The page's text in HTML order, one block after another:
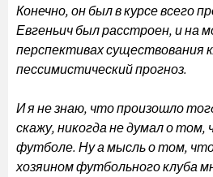
Конечно, он был в курсе всего
Евгеньич был расстроен, и на
перспективах существования
пессимистический прогноз.
И я не знаю, что произошло
скажу, никогда не думал о том,
футболе. Ну а мысль о том,
хозяином футбольного клуба